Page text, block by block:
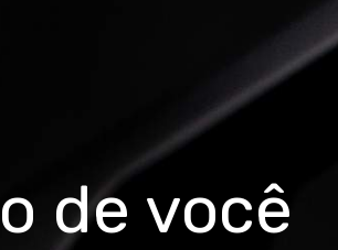
de você